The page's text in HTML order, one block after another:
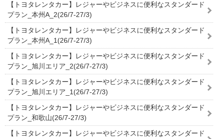
【トヨタレンタカー】レジャーやビジネスに便利なスタンダード
プラン_本州A_2(26/7-27/3)
【トヨタレンタカー】レジャーやビジネスに便利なスタンダード
プラン_本州A_1(26/7-27/3)
【トヨタレンタカー】レジャーやビジネスに便利なスタンダード
プラン_旭川エリア_2(26/7-27/3)
【トヨタレンタカー】レジャーやビジネスに便利なスタンダード
プラン_旭川エリア_1(26/7-27/3)
【トヨタレンタカー】レジャーやビジネスに便利なスタンダード
プラン_和歌山(26/7-27/3)
【トヨタレンタカー】レジャーやビジネスに便利なスタンダード